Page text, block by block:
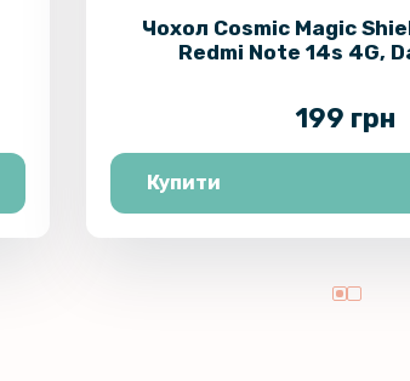
Чохол Cosmic Magic
Redmi Note 14s 4G,
199 грн
Купити